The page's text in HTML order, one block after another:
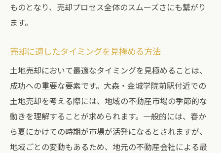
リスクを最小化するための対策
する方法
売却前のリノベーションの効果
プロモーション活動の活用法
地元のイベントを利用した売却アピール
ターゲット層を明確にしたマーケティング
ものとなり、売却プロセス全体のスムーズさにも繋がり
ます。
売却に適したタイミングを見極める方法
土地売却において最適なタイミングを見極めることは、
成功への重要な要素です。大森・金城学院前駅付近での
土地売却を考える際には、地域の不動産市場の季節的な
動きを理解することが求められます。一般的には、春か
ら夏にかけての時期が市場が活発になるとされますが、
地域ごとの変動もあるため、地元の不動産会社による最